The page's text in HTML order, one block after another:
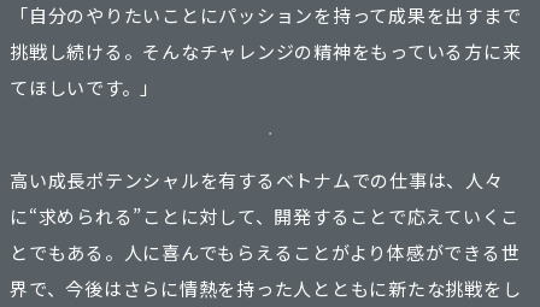
「自分のやりたいことにパッションを持って成果を出すまで
挑戦し続ける。そんなチャレンジの精神をもっている方に来
てほしいです。」
高い成長ポテンシャルを有するベトナムでの仕事は、人々
に“求められる”ことに対して、開発することで応えていくこ
とでもある。人に喜んでもらえることがより体感ができる世
界で、今後はさらに情熱を持った人とともに新たな挑戦をし